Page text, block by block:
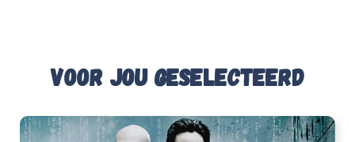
Voor jou geselecteerd